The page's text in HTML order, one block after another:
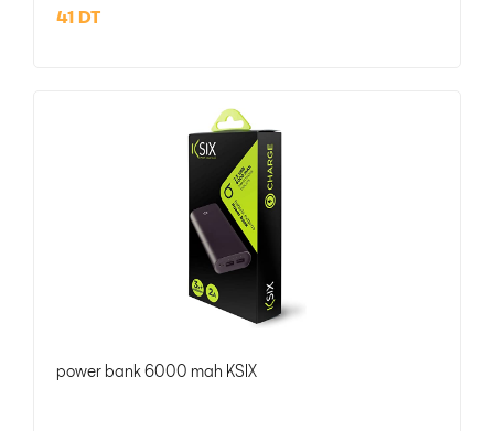
41 DT
power bank 6000 mah KSIX